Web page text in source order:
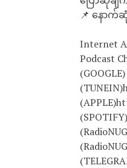
📌 နောက်
Internet
Podcast